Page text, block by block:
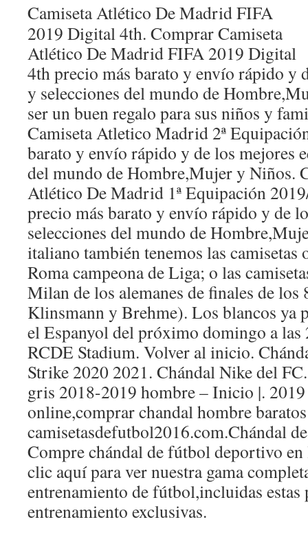
Camiseta Atlético De Madrid FIFA
2019 Digital 4th. Comprar Camiseta
Atlético De Madrid FIFA 2019 Digital
4th precio más barato y envío rápido y
y selecciones del mundo de
ser un buen regalo para sus niños y
Camiseta Atletico Madrid 2ª
barato y envío rápido y de los mejores
del mundo de Hombre,Mujer y Niños.
Atlético De Madrid 1ª Equipación
precio más barato y envío rápido y de
selecciones del mundo de
italiano también tenemos las camisetas
Roma campeona de Liga; o las
Milan de los alemanes de finales de los
Klinsmann y Brehme). Los blancos ya
el Espanyol del próximo domingo a las
RCDE Stadium. Volver al inicio.
Strike 2020 2021. Chándal Nike del
gris 2018-2019 hombre – Inicio |. 2019
online,comprar chandal hombre
camisetasdefutbol2016.com.Chándal
Compre chándal de fútbol deportivo en
clic aquí para ver nuestra gama
entrenamiento de fútbol,incluidas estas
entrenamiento exclusivas.